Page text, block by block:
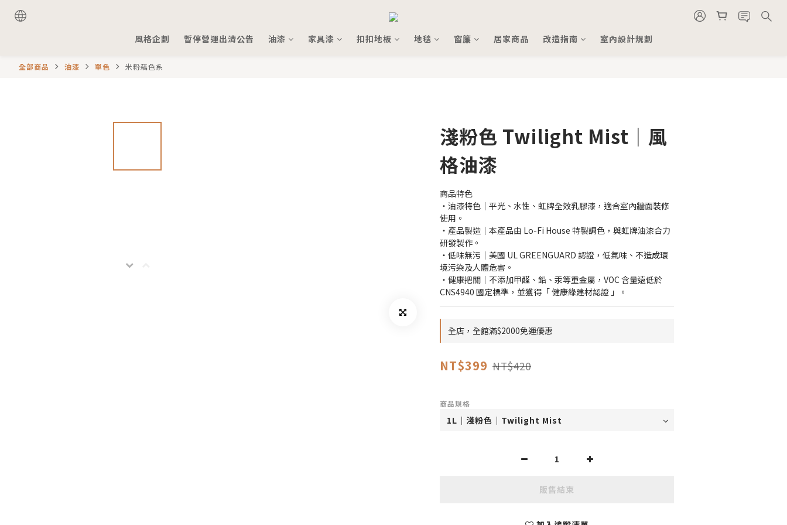
風格企劃 暫停營運出清公告 油漆 家具漆 扣扣地板 地毯 窗簾 居家商品 改造指南 室內設計規劃
全部商品 油漆 單色 米粉藕色系
淺粉色 Twilight Mist｜風
格油漆
商品特色
・油漆特色｜平光、水性、虹牌全效乳膠漆，適合室內牆面裝修
使用。
・產品製造｜本產品由 Lo-Fi House 特製調色，與虹牌油漆合力
研發製作。
・低味無污｜美國 UL GREENGUARD 認證，低氣味、不造成環
境污染及人體危害。
・健康把關｜不添加甲醛、鉛、汞等重金屬，VOC 含量遠低於
CNS4940 國定標準，並獲得「 健康綠建材認證 」。
全店，全館滿$2000免運優惠
NT$399 NT$420
商品規格
販售結束